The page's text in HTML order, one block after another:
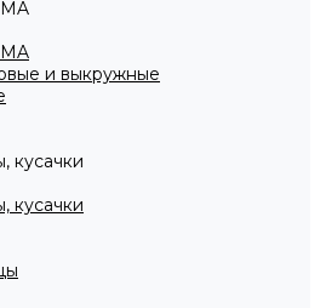
и выкружные
кусачки
кусачки